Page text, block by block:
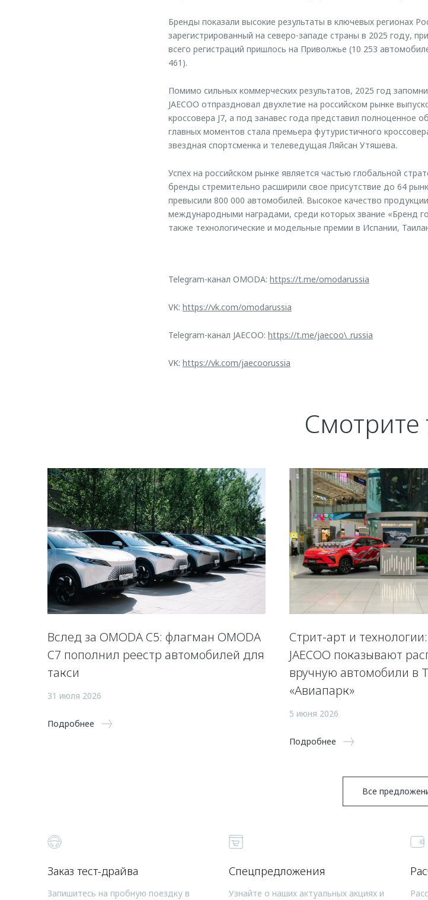
Бренды показали высокие результаты в ключевых регионах
зарегистрированный на северо-западе страны в 2025 году,
всего регистраций пришлось на Приволжье (10 253
461).
Помимо сильных коммерческих результатов, 2025 год
JAECOO отпраздновал двухлетие на российском рынке
кроссовера J7, а под занавес года представил полноценное
главных моментов стала премьера футуристичного
звездная спортсменка и телеведущая Ляйсан Утяшева.
Успех на российском рынке является частью глобальной
бренды стремительно расширили свое присутствие до 64
превысили 800 000 автомобилей. Высокое качество
международными наградами, среди которых звание «Бренд
также технологические и модельные премии в Испании,
Telegram-канал OMODA: https://t.me/omodarussia
VK: https://vk.com/omodarussia
Telegram-канал JAECOO: https://t.me/jaecoo\_russia
VK: https://vk.com/jaecoorussia
Смотрите
Вслед за OMODA C5: флагман OMODA
C7 пополнил реестр автомобилей для
такси
31 июля 2026
Подробнее
Стрит-арт и
JAECOO показывают
вручную автомобили в
«Авиапарк»
5 июня 2026
Подробнее
Все
Заказ тест-драйва
Запишитесь на пробную поездку в
Спецпредложения
Узнайте о наших актуальных акциях и